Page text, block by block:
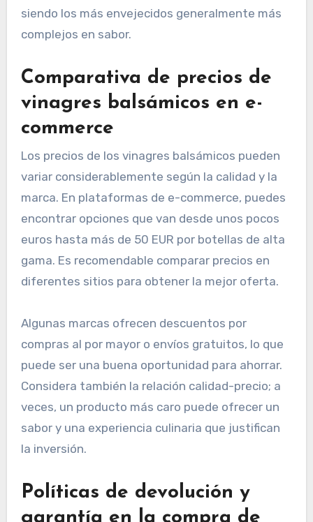
siendo los más envejecidos generalmente más
complejos en sabor.
Comparativa de precios de
vinagres balsámicos en e-
commerce
Los precios de los vinagres balsámicos pueden
variar considerablemente según la calidad y la
marca. En plataformas de e-commerce, puedes
encontrar opciones que van desde unos pocos
euros hasta más de 50 EUR por botellas de alta
gama. Es recomendable comparar precios en
diferentes sitios para obtener la mejor oferta.
Algunas marcas ofrecen descuentos por
compras al por mayor o envíos gratuitos, lo que
puede ser una buena oportunidad para ahorrar.
Considera también la relación calidad-precio; a
veces, un producto más caro puede ofrecer un
sabor y una experiencia culinaria que justifican
la inversión.
Políticas de devolución y
garantía en la compra de